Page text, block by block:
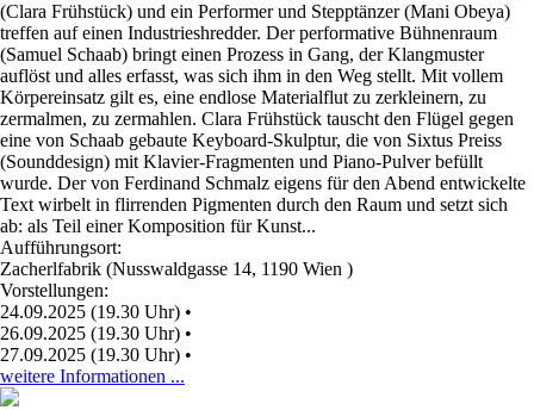
(Clara Frühstück) und ein Performer und Stepptänzer (Mani Obeya)
treffen auf einen Industrieshredder. Der performative Bühnenraum
(Samuel Schaab) bringt einen Prozess in Gang, der Klangmuster
auflöst und alles erfasst, was sich ihm in den Weg stellt. Mit vollem
Körpereinsatz gilt es, eine endlose Materialflut zu zerkleinern, zu
zermalmen, zu zermahlen. Clara Frühstück tauscht den Flügel gegen
eine von Schaab gebaute Keyboard-Skulptur, die von Sixtus Preiss
(Sounddesign) mit Klavier-Fragmenten und Piano-Pulver befüllt
wurde. Der von Ferdinand Schmalz eigens für den Abend entwickelte
Text wirbelt in flirrenden Pigmenten durch den Raum und setzt sich
ab: als Teil einer Komposition für Kunst...
Aufführungsort:
Zacherlfabrik (Nusswaldgasse 14, 1190 Wien )
Vorstellungen:
24.09.2025 (19.30 Uhr) •
26.09.2025 (19.30 Uhr) •
27.09.2025 (19.30 Uhr) •
weitere Informationen ...